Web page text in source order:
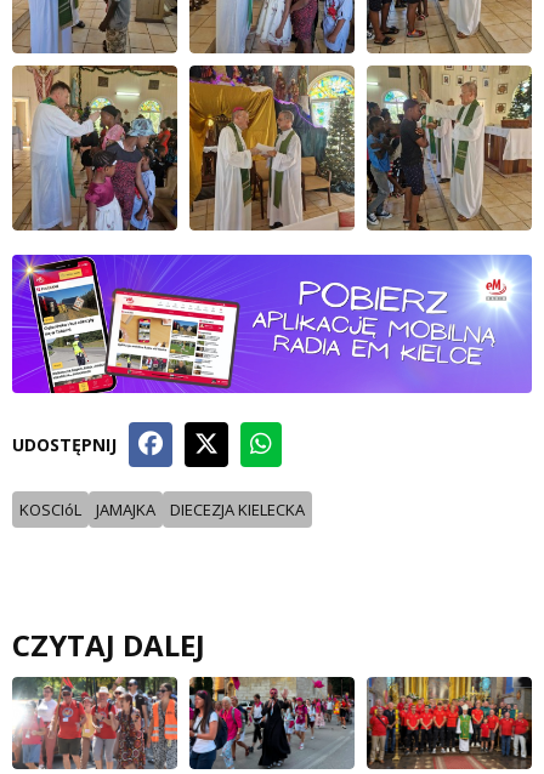
UDOSTĘPNIJ
KOSCIóL JAMAJKA DIECEZJA KIELECKA
CZYTAJ DALEJ